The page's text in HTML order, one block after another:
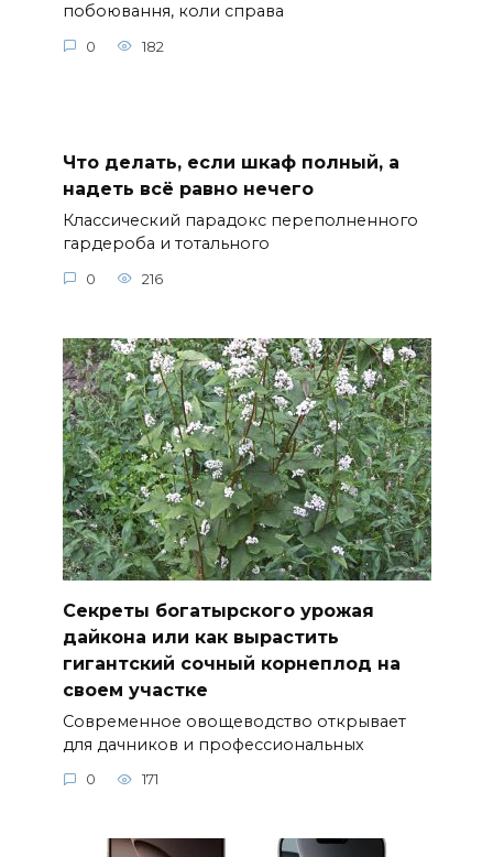
побоювання, коли справа
0 182
Что делать, если шкаф полный, а
надеть всё равно нечего
Классический парадокс переполненного
гардероба и тотального
0 216
Секреты богатырского урожая
дайкона или как вырастить
гигантский сочный корнеплод на
своем участке
Современное овощеводство открывает
для дачников и профессиональных
0 171